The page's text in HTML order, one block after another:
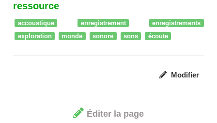
ressource
accoustique enregistrement
enregistrements
exploration
monde sonore sons écoute
Modifier
Éditer la page